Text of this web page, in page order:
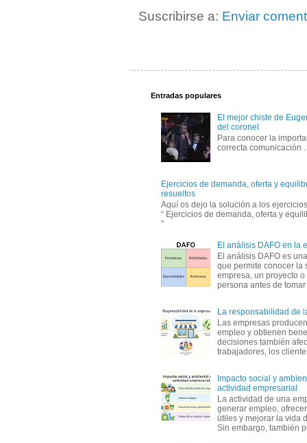
Suscribirse a: Enviar
Entradas populares
El mejor chiste de
del coronel
Para conocer la
correcta
Ejercicios de demanda, oferta y
resueltos
Aquí os dejo la solución a los
“ Ejercicios de demanda, oferta y
”
El análisis DAFO en la
El análisis DAFO es
que permite conocer la
empresa, un proyecto
persona antes de
La responsabilidad de
Las empresas
empleo y obtienen
decisiones también
trabajadores, los
Impacto social y
actividad empresarial
La actividad de una
generar empleo,
útiles y mejorar la vida
Sin embargo, también